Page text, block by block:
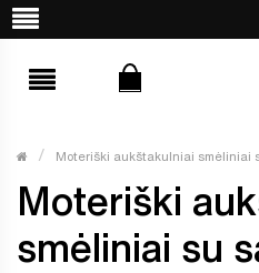
Moteriški aukštakulniai smėliniai
Moteriški
smėliniai su